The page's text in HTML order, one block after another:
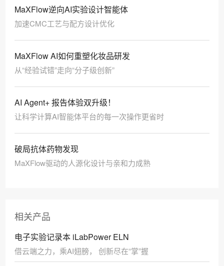
MaXFlow逆向AI实验设计智能体
加速CMC工艺与配方设计优化
MaXFlow AI如何重塑化妆品研发
从“经验试错”走向“分子级创新”
AI Agent+ 报告体验双升级！
让科学计算AI智能体平台的每一次操作更省时
破局抗体药物发现
MaXFlow驱动的人源化设计与亲和力成熟
相关产品
电子实验记录本 iLabPower ELN
借云端之力，乘AI翅膀， 创新尽在“掌”握